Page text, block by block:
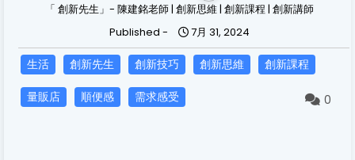
「 創新先生」- 陳建銘老師 | 創新思維 | 創新課程 | 創新講師
Published -
7月 31, 2024
生活 創新先生 創新技巧 創新思維 創新課程
量販店 順便感 需求感受 0